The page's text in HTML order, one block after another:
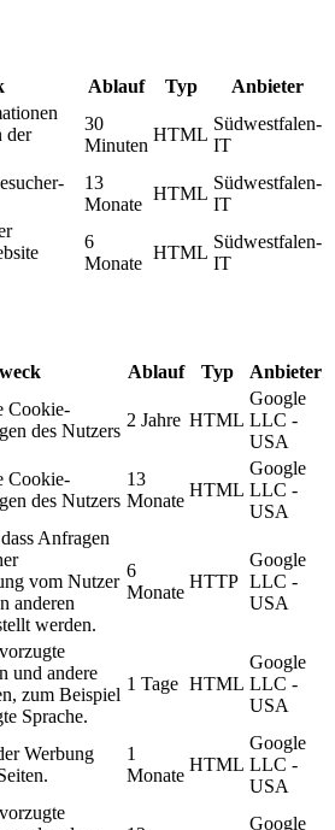
Ablauf Typ Anbieter
der
30
Minuten
HTML
Südwestfalen-
IT
13
Monate
HTML
Südwestfalen-
IT
6
Monate
HTML
Südwestfalen-
IT
Ablauf Typ Anbieter
Cookie-
des Nutzers
2 Jahre HTML
Google
LLC -
USA
Cookie-
des Nutzers
13
Monate
HTML
Google
LLC -
USA
Anfragen
vom Nutzer
anderen
werden.
6
Monate
HTTP
Google
LLC -
USA
und andere
zum Beispiel
Sprache.
1 Tage HTML
Google
LLC -
USA
Werbung
1
Monate
HTML
Google
LLC -
USA
Google